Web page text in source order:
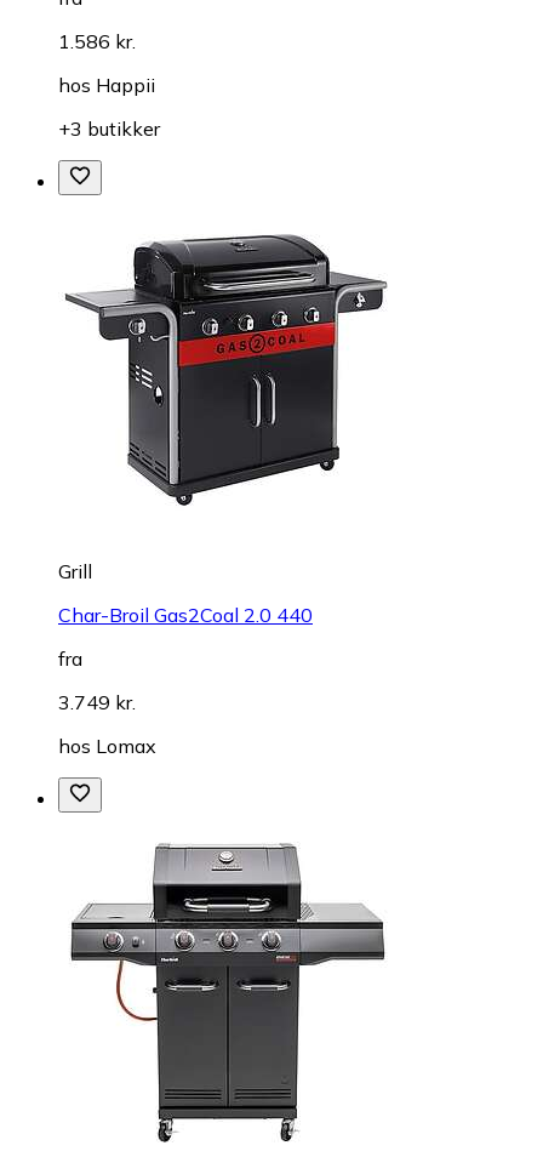
1.586 kr.
hos Happii
+3 butikker
Grill
Char-Broil Gas2Coal 2.0 440
fra
3.749 kr.
hos Lomax